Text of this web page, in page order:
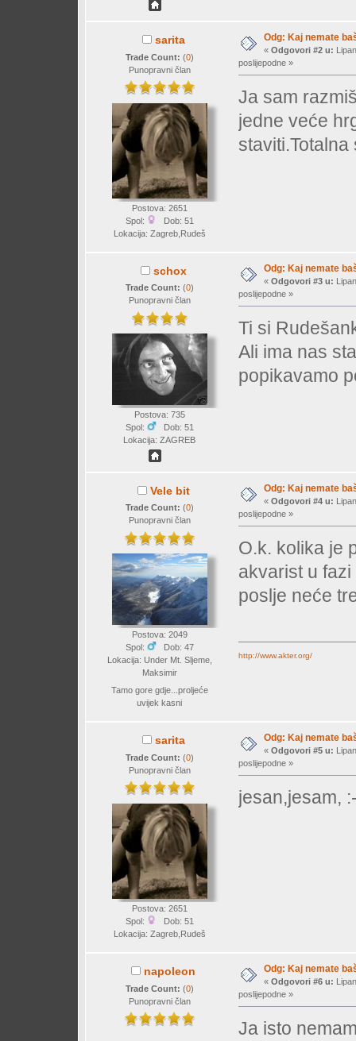
sarita
Trade Count: (0)
Punopravni član
Postova: 2651
Spol:
Dob: 51
Lokacija: Zagreb,Rudeš
Odg: Kaj nemate
« Odgovori #2 u:
poslijepodne »
Ja sam
jedne veće
staviti.Totalna
schox
Trade Count: (0)
Punopravni član
Postova: 735
Spol:
Dob: 51
Lokacija: ZAGREB
Odg: Kaj nemate
« Odgovori #3 u:
poslijepodne »
Ti si
Ali ima nas
popikavamo
Vele bit
Trade Count: (0)
Punopravni član
Postova: 2049
Spol:
Dob: 47
Lokacija: Under Mt. Sljeme,
Maksimir
Tamo gore gdje...proljeće
uvijek kasni
Odg: Kaj nemate
« Odgovori #4 u:
poslijepodne »
O.k. kolika je
akvarist u
poslje neće
http://www.akter.org/
sarita
Trade Count: (0)
Punopravni član
Postova: 2651
Spol:
Dob: 51
Lokacija: Zagreb,Rudeš
Odg: Kaj nemate
« Odgovori #5 u:
poslijepodne »
jesan,jesam,
napoleon
Trade Count: (0)
Punopravni član
Odg: Kaj nemate
« Odgovori #6 u:
poslijepodne »
Ja isto